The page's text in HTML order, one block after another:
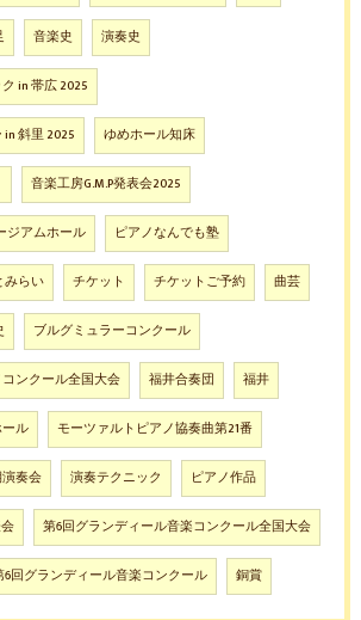
音楽史 演奏史
in 帯広 2025
斜里 2025 ゆめホール知床
音楽工房G.M.P発表会2025
ジアムホール ピアノなんでも塾
みらい チケット チケットご予約 曲芸
ブルグミュラーコンクール
ンクール全国大会 福井合奏団 福井
ル モーツァルトピアノ協奏曲第21番
奏会 演奏テクニック ピアノ作品
第6回グランディール音楽コンクール全国大会
6回グランディール音楽コンクール 銅賞